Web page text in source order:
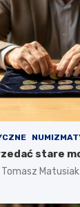
stare
Tomasz Matusiak